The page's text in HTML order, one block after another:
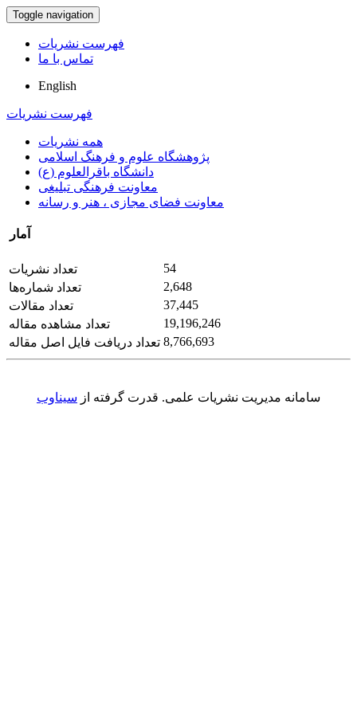
Toggle navigation
فهرست نشریات
تماس با ما
English
فهرست نشریات
همه نشریات
پژوهشگاه علوم و فرهنگ اسلامی
دانشگاه باقرالعلوم (ع)
معاونت فرهنگی تبلیغی
معاونت فضای مجازی ، هنر و رسانه
آمار
تعداد نشریات
54
تعداد شماره‌ها
2,648
تعداد مقالات
37,445
تعداد مشاهده مقاله
19,196,246
تعداد دریافت فایل اصل مقاله 8,766,693
سامانه مدیریت نشریات علمی. قدرت گرفته از سیناوب